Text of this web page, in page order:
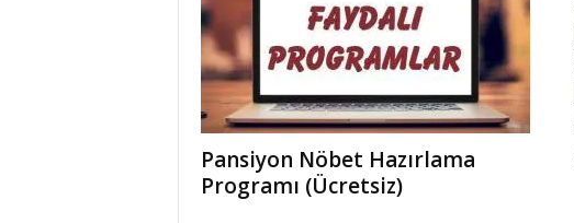
Pansiyon Nöbet Hazırlama
Programı (Ücretsiz)